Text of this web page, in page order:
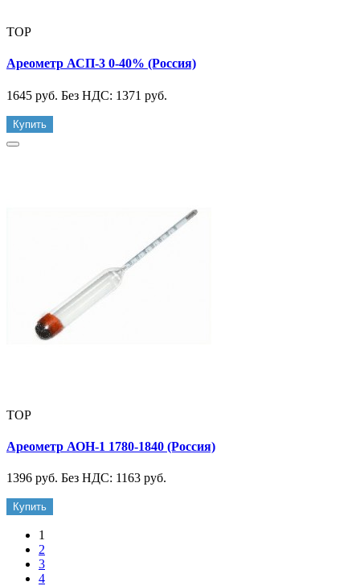
TOP
Ареометр АСП-3 0-40% (Россия)
1645 руб. Без НДС: 1371 руб.
Купить
TOP
Ареометр АОН-1 1780-1840 (Россия)
1396 руб. Без НДС: 1163 руб.
Купить
1
2
3
4